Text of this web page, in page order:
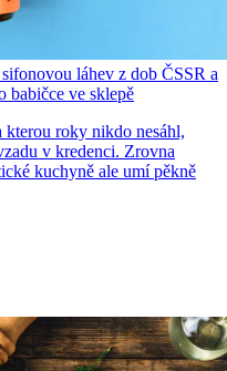
láhev z dob ČSSR a
babičce ve sklepě
kterou roky nikdo nesáhl,
v kredenci. Zrovna
kuchyně ale umí pěkně